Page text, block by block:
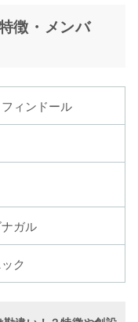
徴・メンバ
ィンドール
ガル
ク